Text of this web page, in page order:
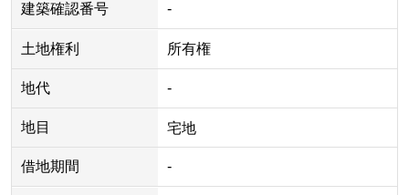
建築確認番号 -
土地権利 所有権
地代 -
地目 宅地
借地期間 -